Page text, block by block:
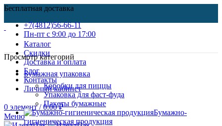
Бесплатная доставка
+7(4812)56-66-11
Пн-пт c 9:00 до 17:00
Каталог
Скидки
Доставка и оплата
Блог
Контакты
Личный кабинет
0 элемент / 0.00₽
Меню
Просмотр категорий
Бумажная упаковка
Коробки для пиццы
Упаковка для фаст-фуда
Пакеты бумажные
Бумажно-
гигиеническая продукция